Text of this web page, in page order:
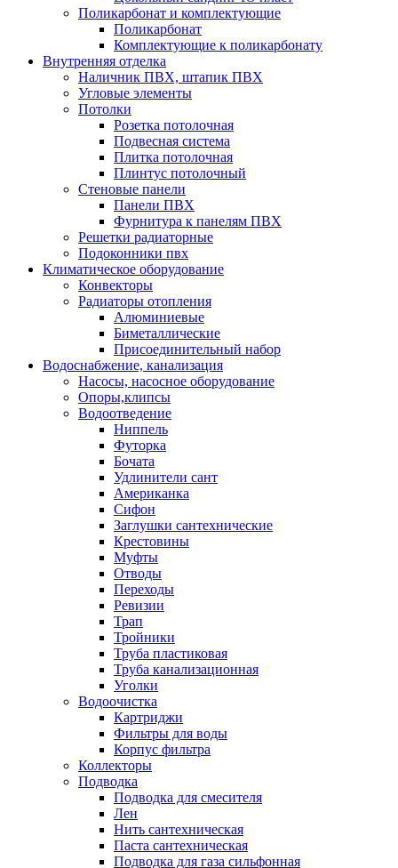
Поликарбонат и комплектующие
Поликарбонат
Комплектующие к поликарбонату
Внутренняя отделка
Наличник ПВХ, штапик ПВХ
Угловые элементы
Потолки
Розетка потолочная
Подвесная система
Плитка потолочная
Плинтус потолочный
Стеновые панели
Панели ПВХ
Фурнитура к панелям ПВХ
Решетки радиаторные
Подоконники пвх
Климатическое оборудование
Конвекторы
Радиаторы отопления
Алюминиевые
Биметаллические
Присоединительный набор
Водоснабжение, канализация
Насосы, насосное оборудование
Опоры,клипсы
Водоотведение
Ниппель
Футорка
Бочата
Удлинители сант
Американка
Сифон
Заглушки сантехнические
Крестовины
Муфты
Отводы
Переходы
Ревизии
Трап
Тройники
Труба пластиковая
Труба канализационная
Уголки
Водоочистка
Картриджи
Фильтры для воды
Корпус фильтра
Коллекторы
Подводка
Подводка для смесителя
Лен
Нить сантехническая
Паста сантехническая
Подводка для газа сильфонная